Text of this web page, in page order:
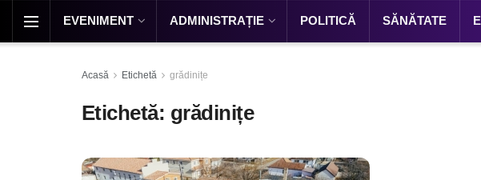
EVENIMENT ADMINISTRAȚIE POLITICĂ SĂNĂTATE
Acasă Etichetă grădinițe
Etichetă: grădinițe